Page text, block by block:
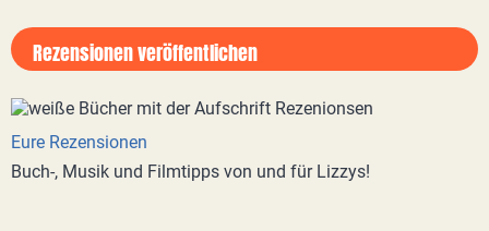
Rezensionen veröffentlichen
Eure Rezensionen
Buch-, Musik und Filmtipps von und für Lizzys!